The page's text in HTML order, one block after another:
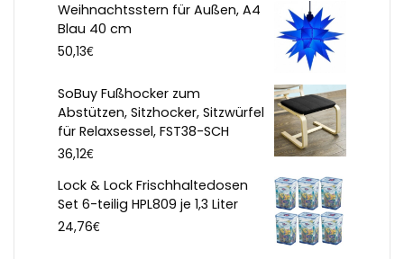
Weihnachtsstern für Außen, A4
Blau 40 cm
50,13€
SoBuy Fußhocker zum
Abstützen, Sitzhocker, Sitzwürfel
für Relaxsessel, FST38-SCH
36,12€
Lock & Lock Frischhaltedosen
Set 6-teilig HPL809 je 1,3 Liter
24,76€